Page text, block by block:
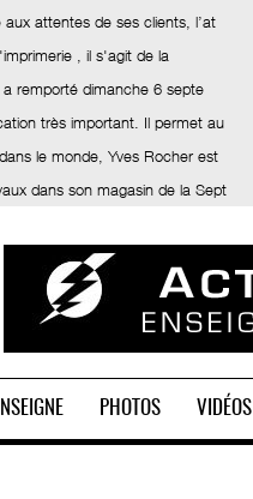
attentes de ses clients, l’at
, il s'agit de la
remporté dimanche 6 septe
très important. Il permet au
le monde, Yves Rocher est
dans son magasin de la Sept
PHOTOS VIDÉOS